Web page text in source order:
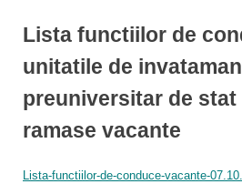
Lista functiilor de
unitatile de
preuniversitar de
ramase vacante
07/10/2022
Informatizare
Lista-functiilor-de-conduce-vacante-